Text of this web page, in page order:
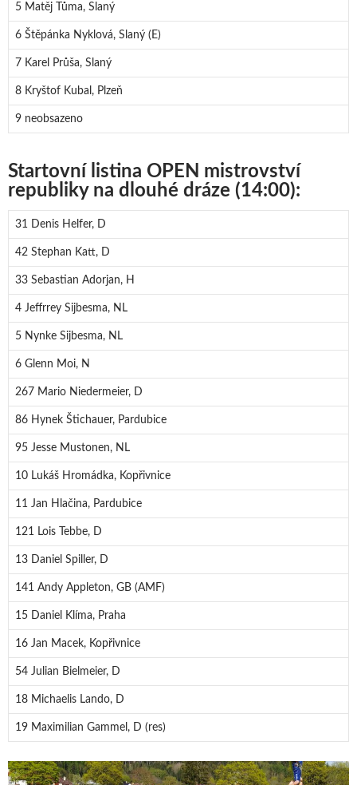
5 Matěj Tůma, Slaný
6 Štěpánka Nyklová, Slaný (E)
7 Karel Průša, Slaný
8 Kryštof Kubal, Plzeň
9 neobsazeno
Startovní listina OPEN mistrovství
republiky na dlouhé dráze (14:00):
31 Denis Helfer, D
42 Stephan Katt, D
33 Sebastian Adorjan, H
4 Jeffrrey Sijbesma, NL
5 Nynke Sijbesma, NL
6 Glenn Moi, N
267 Mario Niedermeier, D
86 Hynek Štichauer, Pardubice
95 Jesse Mustonen, NL
10 Lukáš Hromádka, Kopřivnice
11 Jan Hlačina, Pardubice
121 Lois Tebbe, D
13 Daniel Spiller, D
141 Andy Appleton, GB (AMF)
15 Daniel Klíma, Praha
16 Jan Macek, Kopřivnice
54 Julian Bielmeier, D
18 Michaelis Lando, D
19 Maximilian Gammel, D (res)